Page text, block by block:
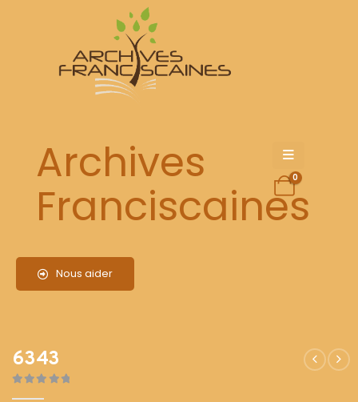
Archives
Franciscaines
Nous aider
0
6343